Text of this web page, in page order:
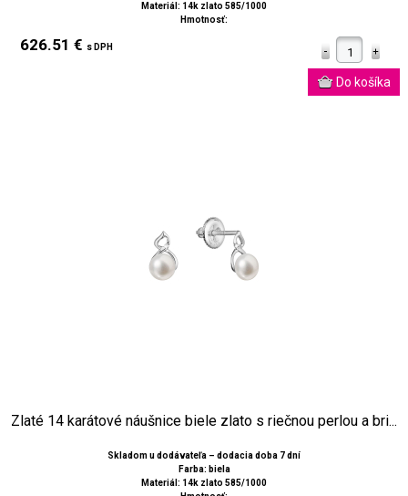
Materiál: 14k zlato 585/1000
Hmotnosť:
626.51 € s DPH
Zlaté 14 karátové náušnice biele zlato s riečnou perlou a bri...
Skladom u dodávateľa – dodacia doba 7 dní
Farba: biela
Materiál: 14k zlato 585/1000